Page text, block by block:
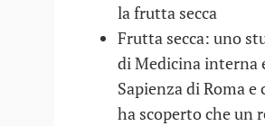
la frutta secca
Frutta secca: uno
di Medicina interna
Sapienza di Roma
ha scoperto che un
COME
NIDO